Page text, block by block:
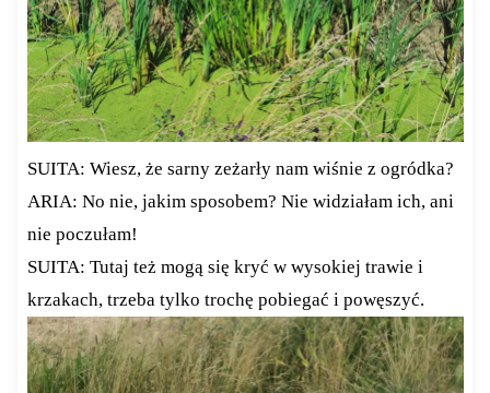
SUITA: Wiesz, że sarny zeżarły nam wiśnie z ogródka?
ARIA: No nie, jakim sposobem? Nie widziałam ich, ani
nie poczułam!
SUITA: Tutaj też mogą się kryć w wysokiej trawie i
krzakach, trzeba tylko trochę pobiegać i powęszyć.